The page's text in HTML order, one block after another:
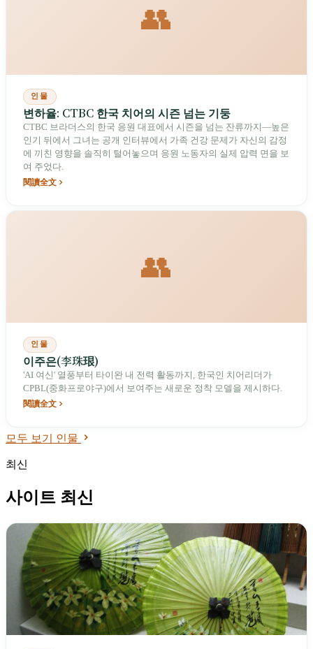
👥
인물
변하율: CTBC 한국 치어의 시즌 넘는 기둥
CTBC 브라더스의 한국 응원 대표에서 시즌을 넘는 잔류까지—높은
인기 뒤에서 그녀는 공개 인터뷰에서 가족 건강 문제가 자신의 감정
에 끼친 영향을 솔직히 털어놓으며 응원 노동자의 실제 압력 면을 보
여 주었다.
閱讀全文
👥
인물
이주은(李珠珢)
'AI 여신' 열풍부터 타이완 내 전력 활동까지, 한국인 치어리더가
CPBL(중화프로야구)에서 보여주는 새로운 정착 모델을 제시하다.
閱讀全文
모두 보기 인물
최신
사이트 최신